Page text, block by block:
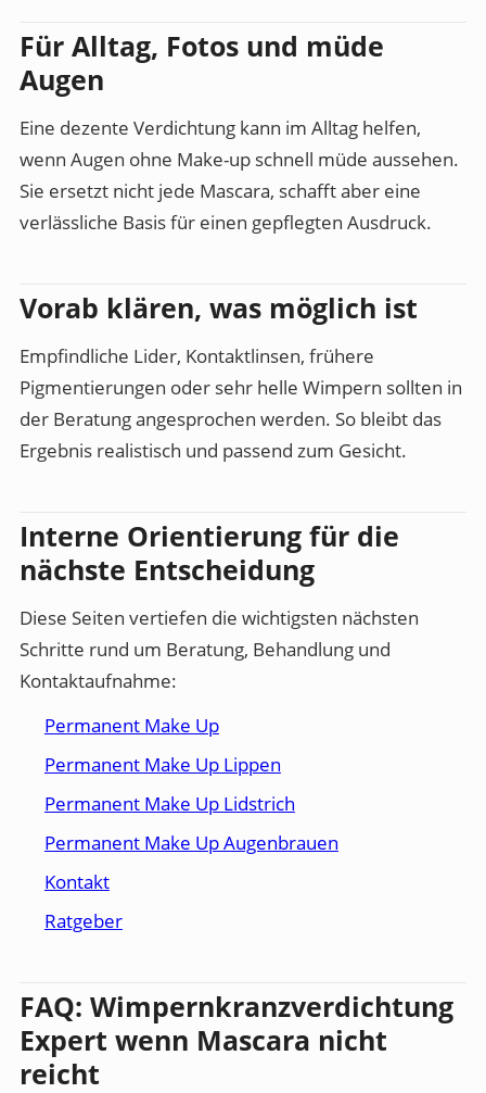
Für Alltag, Fotos und müde
Augen
Eine dezente Verdichtung kann im Alltag helfen,
wenn Augen ohne Make-up schnell müde aussehen.
Sie ersetzt nicht jede Mascara, schafft aber eine
verlässliche Basis für einen gepflegten Ausdruck.
Vorab klären, was möglich ist
Empfindliche Lider, Kontaktlinsen, frühere
Pigmentierungen oder sehr helle Wimpern sollten in
der Beratung angesprochen werden. So bleibt das
Ergebnis realistisch und passend zum Gesicht.
Interne Orientierung für die
nächste Entscheidung
Diese Seiten vertiefen die wichtigsten nächsten
Schritte rund um Beratung, Behandlung und
Kontaktaufnahme:
Permanent Make Up
Permanent Make Up Lippen
Permanent Make Up Lidstrich
Permanent Make Up Augenbrauen
Kontakt
Ratgeber
FAQ: Wimpernkranzverdichtung
Expert wenn Mascara nicht
reicht